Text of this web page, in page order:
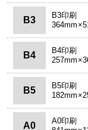
B3
B3印刷
B4
B4印刷
B5
B5印刷
A0
A0印刷